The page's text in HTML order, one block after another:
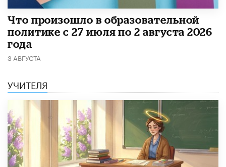
​Что произошло в образовательной
политике с 27 июля по 2 августа 2026
года
3 АВГУСТА
УЧИТЕЛЯ